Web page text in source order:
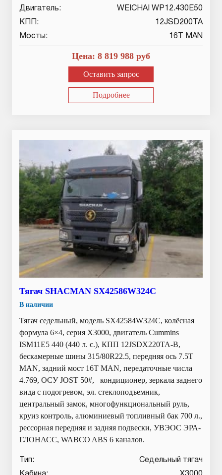
Двигатель:
WEICHAI WP12.430E50
КПП:
12JSD200TA
Мосты:
16T MAN
Цена: 8 819 988 руб
Оставить запрос
Подробнее
Тягач SHACMAN SX42586W324C
В наличии
Тягач седельный, модель SX42584W324C, колёсная
формула 6×4, серия X3000, двигатель Cummins
ISM11E5 440 (440 л. с.), КПП 12JSDX220TA-B,
бескамерные шины 315/80R22.5, передняя ось 7.5T
MAN, задний мост 16T MAN, передаточные числа
4.769, ОСУ JOST 50#, кондиционер, зеркала заднего
вида с подогревом, эл. стеклоподъемник,
центральный замок, многофункциональный руль,
круиз контроль, алюминиевый топливный бак 700 л.,
рессорная передняя и задняя подвески, УВЭОС ЭРА-
ГЛОНАСС, WABCO ABS 6 каналов.
Тип:
Седельный тягач